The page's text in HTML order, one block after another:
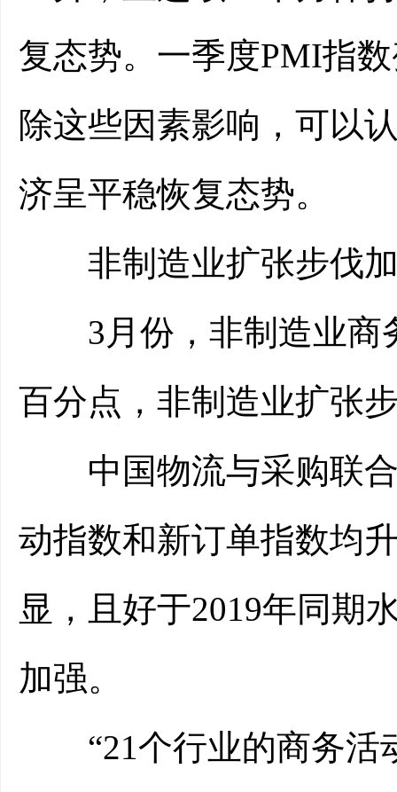
复态势。一季度PMI指
除这些因素影响，可以
济呈平稳恢复态势。
非制造业扩张步伐
3月份，非制造业商
百分点，非制造业扩张
中国物流与采购联合
动指数和新订单指数均
显，且好于2019年同期
加强。
“21个行业的商务活